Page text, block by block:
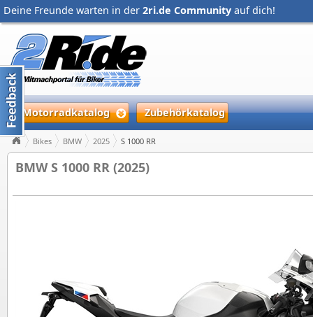
Deine Freunde warten in der 2ri.de Community auf dich!
Motorradkatalog Zubehörkatalog
Bikes BMW 2025 S 1000 RR
BMW S 1000 RR (2025)